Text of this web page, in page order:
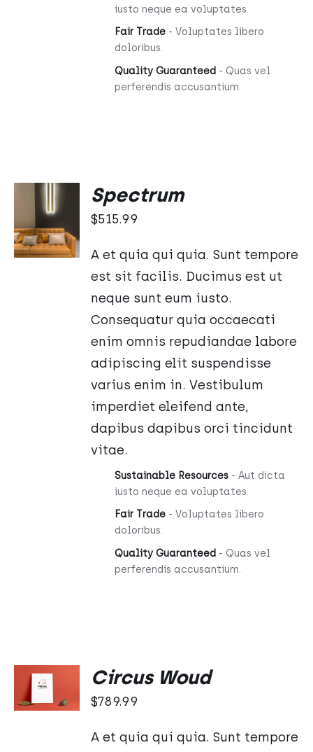
iusto neque ea voluptates.
Fair Trade- Voluptates libero
doloribus.
Quality Guaranteed - Quas vel
perferendis accusantium.
DODAJ
DO
KOSZYKA
/
SZCZEGÓŁY
Spectrum
$515.99
A et quia qui quia. Sunt tempore
est sit facilis. Ducimus est ut
neque sunt eum iusto.
Consequatur quia occaecati
enim omnis repudiandae labore
adipiscing elit suspendisse
varius enim in. Vestibulum
imperdiet eleifend ante,
dapibus dapibus orci tincidunt
vitae.
Sustainable Resources- Aut dicta
iusto neque ea voluptates.
Fair Trade- Voluptates libero
doloribus.
Quality Guaranteed - Quas vel
perferendis accusantium.
DO
KOSZYKA
Circus Woud
$789.99
A et quia qui quia. Sunt tempore